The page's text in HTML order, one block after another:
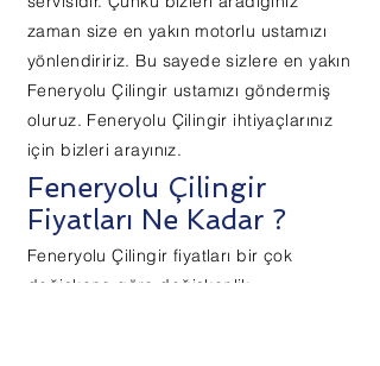
zaman size en yakın motorlu ustamızı
yönlendiririz. Bu sayede sizlere en yakın
Feneryolu Çilingir ustamızı göndermiş
oluruz. Feneryolu Çilingir ihtiyaçlarınız
için bizleri arayınız.
Feneryolu Çilingir
Fiyatları Ne Kadar ?
Feneryolu Çilingir fiyatları bir çok
değişkene göre değişkenlik